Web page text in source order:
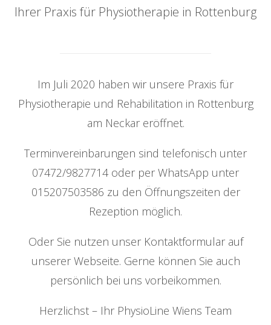
Ihrer Praxis für Physiotherapie in Rottenburg
Im Juli 2020 haben wir unsere Praxis für
Physiotherapie und Rehabilitation in Rottenburg
am Neckar eröffnet.
Terminvereinbarungen sind telefonisch unter
07472/9827714 oder per WhatsApp unter
015207503586 zu den Öffnungszeiten der
Rezeption möglich.
Oder Sie nutzen unser Kontaktformular auf
unserer Webseite. Gerne können Sie auch
persönlich bei uns vorbeikommen.
Herzlichst – Ihr PhysioLine Wiens Team